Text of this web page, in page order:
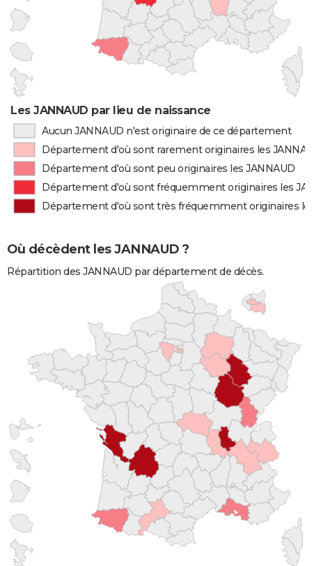
Les JANNAUD par lieu de naissance
Aucun JANNAUD n'est originaire de ce département
Département d'où sont rarement originaires les
Département d'où sont peu originaires les JANNAUD
Département d'où sont fréquemment originaires les
Département d'où sont très fréquemment originaires
Où décèdent les JANNAUD ?
Répartition des JANNAUD par département de décès.